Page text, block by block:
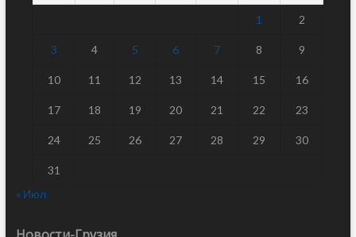
1 2
3 4 5 6 7 8 9
10 11 12 13 14 15 16
17 18 19 20 21 22 23
24 25 26 27 28 29 30
31
« Июл